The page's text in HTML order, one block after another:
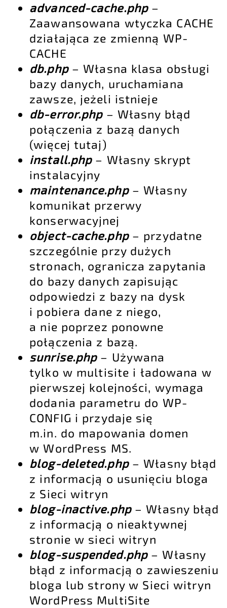
advanced-cache.php–
Zaawansowana wtyczka CACHE
działająca ze zmienną WP-
CACHE
db.php– Własna klasa obsługi
bazy danych, uruchamiana
zawsze, jeżeli istnieje
db-error.php– Własny błąd
połączenia z bazą danych
(więcej tutaj)
install.php– Własny skrypt
instalacyjny
maintenance.php– Własny
komunikat przerwy
konserwacyjnej
object-cache.php– przydatne
szczególnie przy dużych
stronach, ogranicza zapytania
do bazy danych zapisując
odpowiedzi z bazy na dysk
i pobiera dane z niego,
a nie poprzez ponowne
połączenia z bazą.
sunrise.php– Używana
tylko w multisite i ładowana w
pierwszej kolejności, wymaga
dodania parametru do WP-
CONFIG i przydaje się
m.in. do mapowania domen
w WordPress MS.
blog-deleted.php– Własny błąd
z informacją o usunięciu bloga
z Sieci witryn
blog-inactive.php– Własny błąd
z informacją o nieaktywnej
stronie w sieci witryn
blog-suspended.php– Własny
błąd z informacją o zawieszeniu
bloga lub strony w Sieci witryn
WordPress MultiSite